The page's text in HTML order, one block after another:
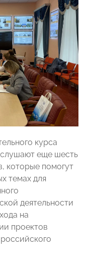
курса
еще шесть
которые помогут
темах для
деятельности
на
проектов